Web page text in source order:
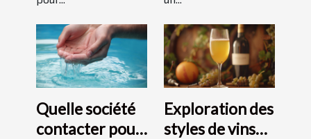
Quelle société
contacter pour
Exploration des
styles de vins